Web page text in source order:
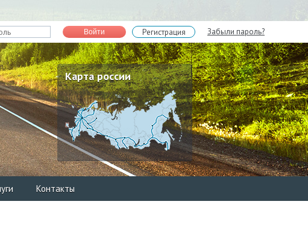
Войти Регистрация Забыли пароль?
Карта россии
Контакты